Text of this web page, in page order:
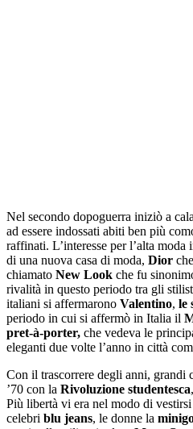
Nel secondo dopoguerra iniziò a
ad essere indossati abiti ben più
raffinati. L’interesse per l’alta
di una nuova casa di moda, Dior
chiamato New Look che fu
rivalità in questo periodo tra gli
italiani si affermarono Valentino, le
periodo in cui si affermò in Italia il
pret-à-porter, che vedeva le
eleganti due volte l’anno in città
Con il trascorrere degli anni, grandi
’70 con la Rivoluzione studentesca
Più libertà vi era nel modo di
celebri blu jeans, le donne la